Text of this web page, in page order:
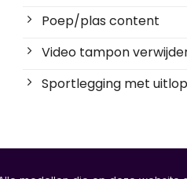
Poep/plas content
Video tampon
Sportlegging met